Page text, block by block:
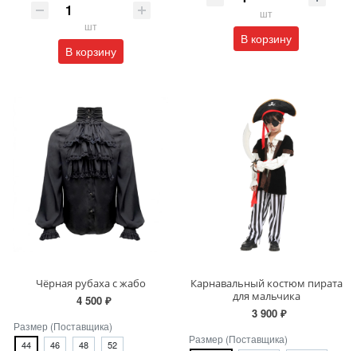
шт
В корзину
шт
В корзину
Чёрная рубаха с жабо
4 500 ₽
Размер (Поставщика)
44 46 48 52
Карнавальный костюм пирата
для мальчика
3 900 ₽
Размер (Поставщика)